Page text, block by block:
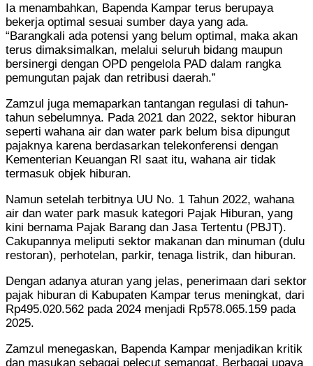
Ia menambahkan, Bapenda Kampar terus berupaya
bekerja optimal sesuai sumber daya yang ada.
“Barangkali ada potensi yang belum optimal, maka akan
terus dimaksimalkan, melalui seluruh bidang maupun
bersinergi dengan OPD pengelola PAD dalam rangka
pemungutan pajak dan retribusi daerah.”
Zamzul juga memaparkan tantangan regulasi di tahun-
tahun sebelumnya. Pada 2021 dan 2022, sektor hiburan
seperti wahana air dan water park belum bisa dipungut
pajaknya karena berdasarkan telekonferensi dengan
Kementerian Keuangan RI saat itu, wahana air tidak
termasuk objek hiburan.
Namun setelah terbitnya UU No. 1 Tahun 2022, wahana
air dan water park masuk kategori Pajak Hiburan, yang
kini bernama Pajak Barang dan Jasa Tertentu (PBJT).
Cakupannya meliputi sektor makanan dan minuman (dulu
restoran), perhotelan, parkir, tenaga listrik, dan hiburan.
Dengan adanya aturan yang jelas, penerimaan dari sektor
pajak hiburan di Kabupaten Kampar terus meningkat, dari
Rp495.020.562 pada 2024 menjadi Rp578.065.159 pada
2025.
Zamzul menegaskan, Bapenda Kampar menjadikan kritik
dan masukan sebagai pelecut semangat. Berbagai upaya